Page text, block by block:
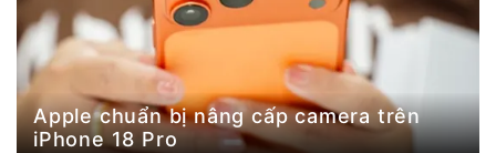
Apple chuẩn bị nâng cấp camera trên
iPhone 18 Pro